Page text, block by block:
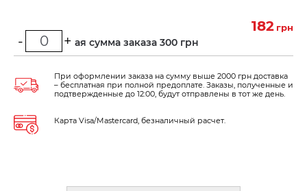
182 грн
Минимальная сумма заказа 300 грн
- +
При оформлении заказа на сумму выше 2000 грн доставка
– бесплатная при полной предоплате. Заказы, полученные и
подтвержденные до 12:00, будут отправлены в тот же день.
Карта Visa/Mastercard, безналичный расчет.